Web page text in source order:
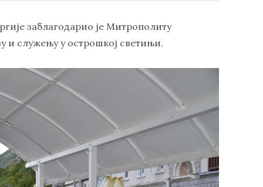
заблагодарио је Митрополиту
и служењу у острошкој светињи.